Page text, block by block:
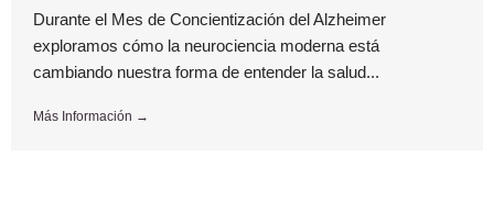
Durante el Mes de Concientización del Alzheimer
exploramos cómo la neurociencia moderna está
cambiando nuestra forma de entender la salud...
Más Información →